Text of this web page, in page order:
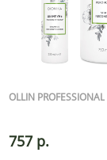
OLLIN PROFESSIONAL
757 р.